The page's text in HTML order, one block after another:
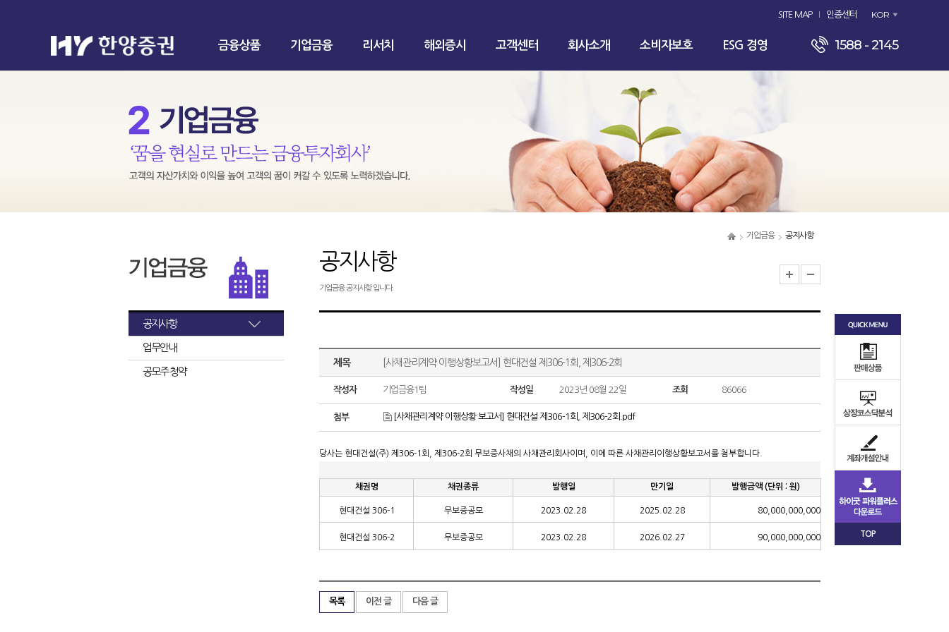
SITE MAP 인증센터 KOR
금융상품 기업금융 리서치 해외증시 고객센터 회사소개 소비자보호 ESG 경영 1588 - 2145
기업금융 공지사항
공지사항
업무안내
공모주 청약
공지사항
기업금융 공지사항 입니다.
제목 [사채관리계약 이행상황보고서] 현대건설 제306-1회, 제306-2회
작성자 기업금융1팀 작성일 2023년 08월 22일 조회 86066
첨부 [사채관리계약 이행상황 보고서] 현대건설 제306-1회, 제306-2회.pdf
당사는 현대건설(주) 제 306-1 회 제 306-2회 무보증사채의 사채관리회사이며 이에 따른 사채관리이행상황보고서를 첨부합니다
채권명 채권종류 발행일 만기일 발행금액(단위 : 원 )
현대건설 306-1 무보증공모 2023.02.28 2025.02.28 80,000,000,000
현대건설 306-2 무보증공모 2023.02.28 2026.02.27 90,000,000,000
목록 이전 글 다음 글
TOP